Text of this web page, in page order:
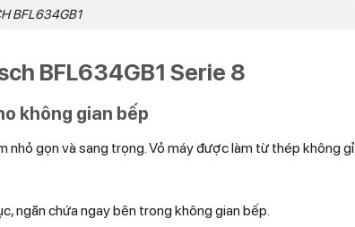
BFL634GB1
BFL634GB1 Serie 8
không gian bếp
gọn và sang trọng. Vỏ máy được làm từ thép không gỉ
ngăn chứa ngay bên trong không gian bếp.